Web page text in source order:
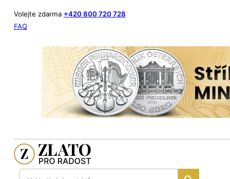
Volejte zdarma +420 800 720 728
FAQ